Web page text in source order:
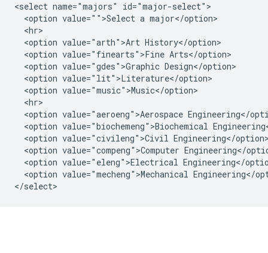
<select name="majors" id="major-select">
  <option value="">Select a major</option>
  <hr>
  <option value="arth">Art History</option>
  <option value="finearts">Fine Arts</option>
  <option value="gdes">Graphic Design</option>
  <option value="lit">Literature</option>
  <option value="music">Music</option>
  <hr>
<option value="aeroeng">Aerospace Engineering</
<option value="biochemeng">Biochemical
<option value="civileng">Civil Engineering</
<option value="compeng">Computer Engineering</
<option value="eleng">Electrical Engineering</
<option value="mecheng">Mechanical Engineering</